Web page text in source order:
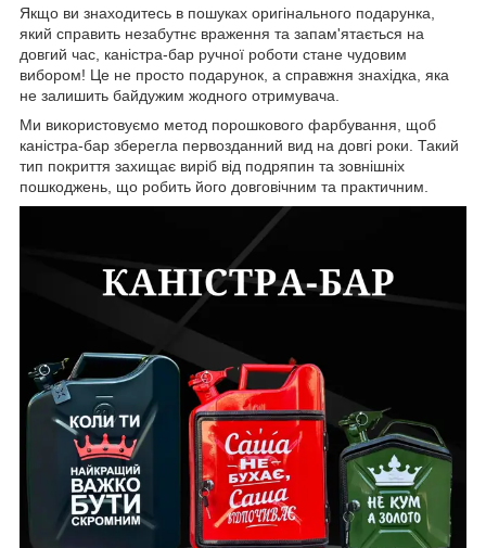
Якщо ви знаходитесь в пошуках оригінального подарунка,
який справить незабутнє враження та запам'ятається на
довгий час, каністра-бар ручної роботи стане чудовим
вибором! Це не просто подарунок, а справжня знахідка, яка
не залишить байдужим жодного отримувача.
Ми використовуємо метод порошкового фарбування, щоб
каністра-бар зберегла первозданний вид на довгі роки. Такий
тип покриття захищає виріб від подряпин та зовнішніх
пошкоджень, що робить його довговічним та практичним.